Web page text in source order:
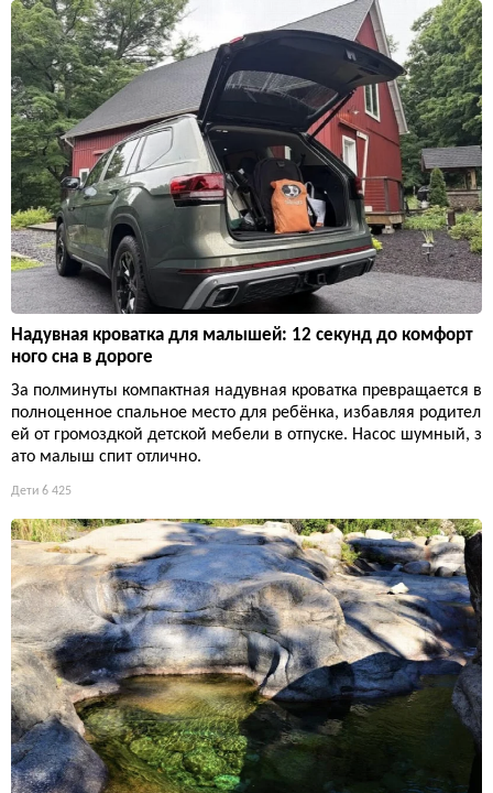
Надувная кроватка для малышей: 12 секунд до комфорт
ного сна в дороге
За полминуты компактная надувная кроватка превращается в
полноценное спальное место для ребёнка, избавляя родител
ей от громоздкой детской мебели в отпуске. Насос шумный, з
ато малыш спит отлично.
Дети 6 425